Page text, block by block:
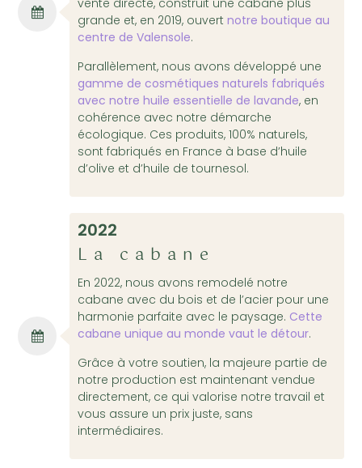
vente directe, construit une cabane plus
grande et, en 2019, ouvertnotre boutique au
centre de Valensole.
Parallèlement, nous avons développé une
gamme de cosmétiques naturels fabriqués
avec notre huile essentielle de lavande, en
cohérence avec notre démarche
écologique. Ces produits, 100% naturels,
sont fabriqués en France à base d’huile
d’olive et d’huile de tournesol.
2022
La cabane
En 2022, nous avons remodelé notre
cabane avec du bois et de l’acier pour une
harmonie parfaite avec le paysage. Cette
cabane unique au monde vaut le détour.
Grâce à votre soutien, la majeure partie de
notre production est maintenant vendue
directement, ce qui valorise notre travail et
vous assure un prix juste, sans
intermédiaires.